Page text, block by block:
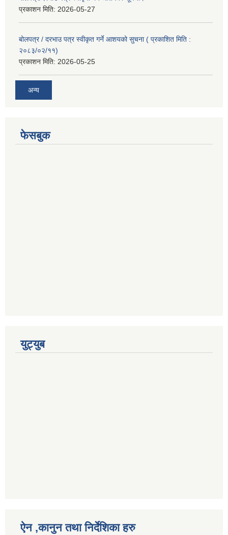
प्रकाशन मिति: 2026-05-27
बोलपत्र / दरभाउ पत्र स्वीकृत गर्ने आशयको सुचना ( प्रकाशित मिति :
२०८३/०२/११)
प्रकाशन मिति: 2026-05-25
अन्य
फेसबुक
युट्युब
ऐन ,कानुन तथा निर्देशिका हरु